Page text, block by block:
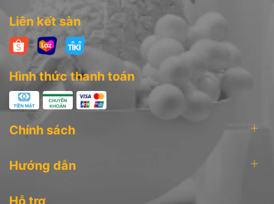
Liên kết sàn
Hình thức thanh toán
Chính sách
Hướng dẫn
Hỗ trợ